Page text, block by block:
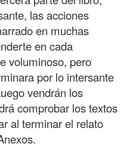
las acciones
en muchas
en cada
voluminoso, pero
por lo intersante
vendrán los
comprobar los textos
al terminar el relato